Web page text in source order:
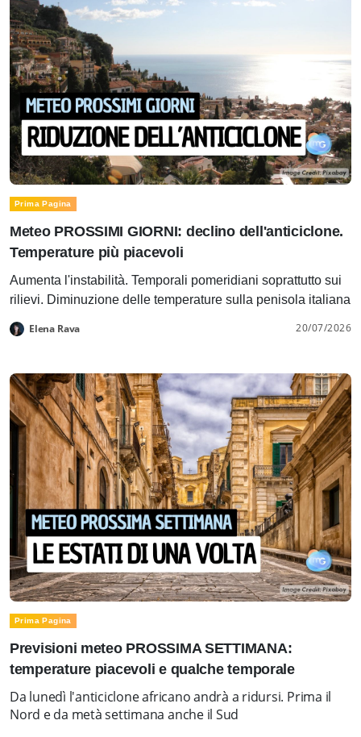
Prima Pagina
Meteo PROSSIMI GIORNI: declino dell'anticiclone.
Temperature più piacevoli
Aumenta l'instabilità. Temporali pomeridiani soprattutto sui
rilievi. Diminuzione delle temperature sulla penisola italiana
Elena Rava 20/07/2026
Prima Pagina
Previsioni meteo PROSSIMA SETTIMANA:
temperature piacevoli e qualche temporale
Da lunedì l'anticiclone africano andrà a ridursi. Prima il
Nord e da metà settimana anche il Sud